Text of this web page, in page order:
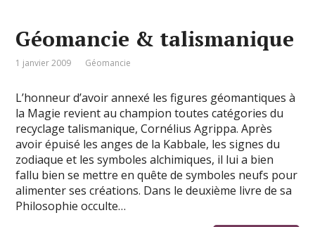
Géomancie & talismanique
1 janvier 2009 Géomancie
L’honneur d’avoir annexé les figures géomantiques à
la Magie revient au champion toutes catégories du
recyclage talismanique, Cornélius Agrippa. Après
avoir épuisé les anges de la Kabbale, les signes du
zodiaque et les symboles alchimiques, il lui a bien
fallu bien se mettre en quête de symboles neufs pour
alimenter ses créations. Dans le deuxième livre de sa
Philosophie occulte…